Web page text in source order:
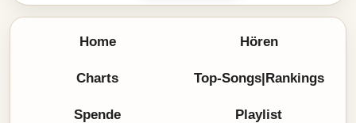
Home Hören
Charts Top-Songs|Rankings
Spende Playlist